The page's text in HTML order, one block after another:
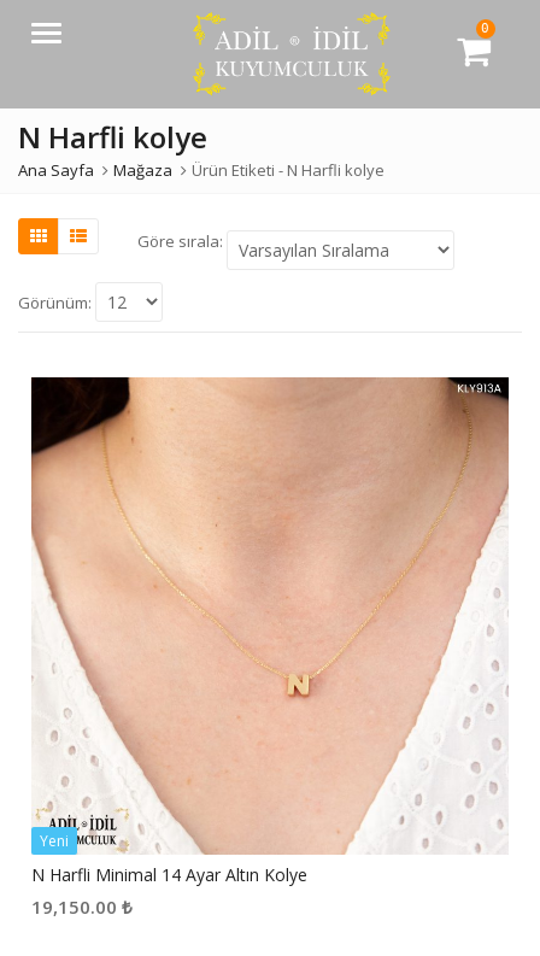
Menü 0
N Harfli kolye
Ana Sayfa Mağaza Ürün Etiketi - N Harfli kolye
Göre sırala:
Görünüm:
Yeni
N Harfli Minimal 14 Ayar Altın Kolye
19,150.00 ₺